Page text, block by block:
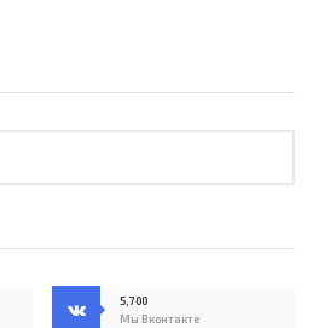
5,700
Мы Вконтакте